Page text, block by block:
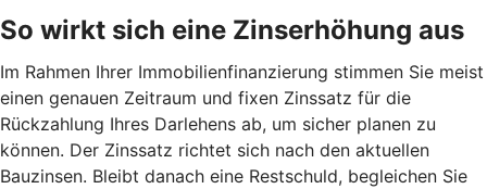
So wirkt sich eine Zinserhöhung aus
Im Rahmen Ihrer Immobilienfinanzierung stimmen Sie meist
einen genauen Zeitraum und fixen Zinssatz für die
Rückzahlung Ihres Darlehens ab, um sicher planen zu
können. Der Zinssatz richtet sich nach den aktuellen
Bauzinsen. Bleibt danach eine Restschuld, begleichen Sie